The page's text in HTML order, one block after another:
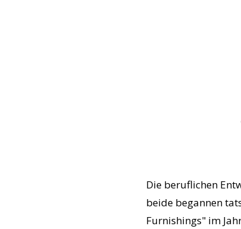
Die beruflichen
beide begannen
Furnishings" im